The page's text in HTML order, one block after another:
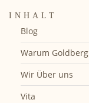
INHALT
Blog
Warum
Wir Über uns
Vita